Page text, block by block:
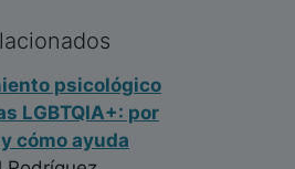
psicológico
LGBTQIA+: por
cómo ayuda